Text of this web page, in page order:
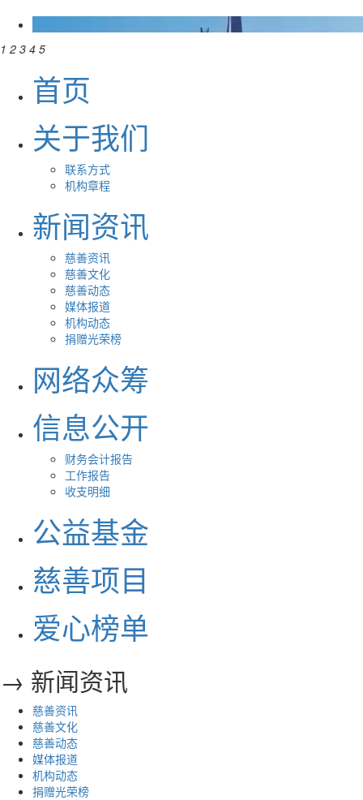
1 2 3 4 5
首页
关于我们
联系方式
机构章程
新闻资讯
慈善资讯
慈善文化
慈善动态
媒体报道
机构动态
捐赠光荣榜
网络众筹
信息公开
财务会计报告
工作报告
收支明细
公益基金
慈善项目
爱心榜单
→ 新闻资讯
慈善资讯
慈善文化
慈善动态
媒体报道
机构动态
捐赠光荣榜